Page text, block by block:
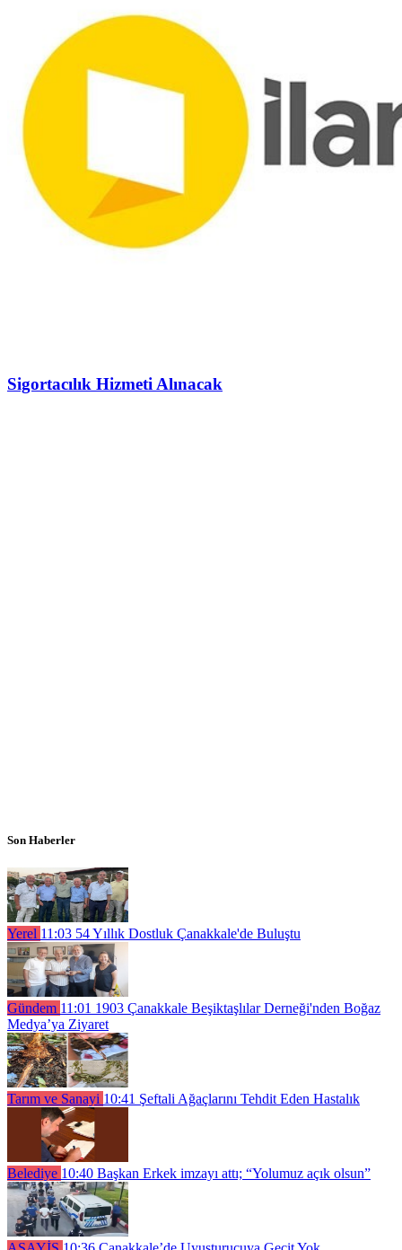
Sigortacılık Hizmeti Alınacak
Son Haberler
Yerel 11:03 54 Yıllık Dostluk Çanakkale'de Buluştu
Gündem 11:01 1903 Çanakkale Beşiktaşlılar Derneği'nden Boğaz
Medya’ya Ziyaret
Tarım ve Sanayi 10:41 Şeftali Ağaçlarını Tehdit Eden Hastalık
Belediye 10:40 Başkan Erkek imzayı attı; “Yolumuz açık olsun”